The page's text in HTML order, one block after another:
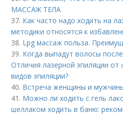
МАССАЖ ТЕЛА
37. Как часто надо ходить на
методики относятся к
38. Lpg массаж польза.
39. Когда выпадут волосы
Отличия лазерной эпиляции от
видов эпиляции?
40. Встреча женщины и
41. Можно ли ходить с гель
шеллаком ходить в баню: